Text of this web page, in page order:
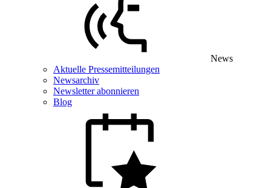
News
Aktuelle Pressemitteilungen
Newsarchiv
Newsletter abonnieren
Blog